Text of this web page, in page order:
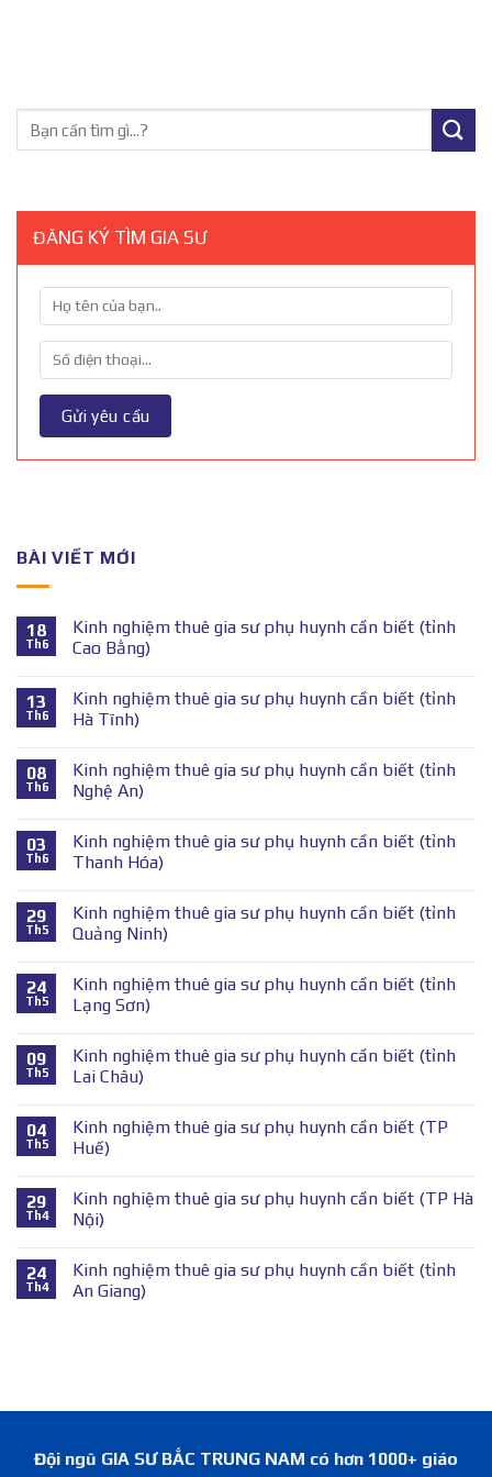
ĐĂNG KÝ TÌM GIA SƯ
BÀI VIẾT MỚI
18
Th6
Kinh nghiệm thuê gia sư phụ huynh cần biết (tỉnh
Cao Bằng)
13
Th6
Kinh nghiệm thuê gia sư phụ huynh cần biết (tỉnh
Hà Tĩnh)
08
Th6
Kinh nghiệm thuê gia sư phụ huynh cần biết (tỉnh
Nghệ An)
03
Th6
Kinh nghiệm thuê gia sư phụ huynh cần biết (tỉnh
Thanh Hóa)
29
Th5
Kinh nghiệm thuê gia sư phụ huynh cần biết (tỉnh
Quảng Ninh)
24
Th5
Kinh nghiệm thuê gia sư phụ huynh cần biết (tỉnh
Lạng Sơn)
09
Th5
Kinh nghiệm thuê gia sư phụ huynh cần biết (tỉnh
Lai Châu)
04
Th5
Kinh nghiệm thuê gia sư phụ huynh cần biết (TP
Huế)
29
Th4
Kinh nghiệm thuê gia sư phụ huynh cần biết (TP Hà
Nội)
24
Th4
Kinh nghiệm thuê gia sư phụ huynh cần biết (tỉnh
An Giang)
Đội ngũ GIA SƯ BẮC TRUNG NAM có hơn 1000+ giáo